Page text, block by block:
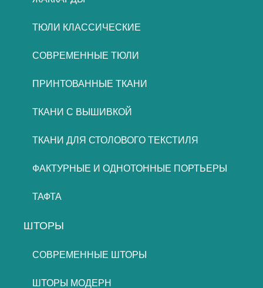
ТЮЛИ КЛАССИЧЕСКИЕ
СОВРЕМЕННЫЕ ТЮЛИ
ПРИНТОВАННЫЕ ТКАНИ
ТКАНИ С ВЫШИВКОЙ
ТКАНИ ДЛЯ СТОЛОВОГО ТЕКСТИЛЯ
ФАКТУРНЫЕ И ОДНОТОННЫЕ ПОРТЬЕРЫ
ТАФТА
ШТОРЫ
СОВРЕМЕННЫЕ ШТОРЫ
ШТОРЫ МОДЕРН